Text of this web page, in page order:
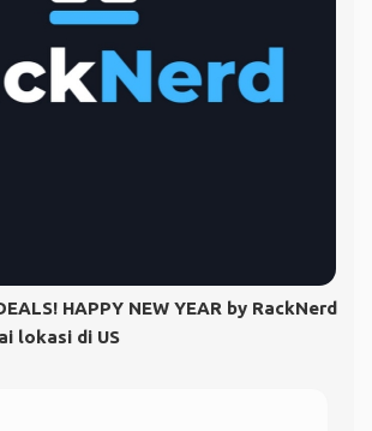
HAPPY NEW YEAR by RackNerd
lokasi di US